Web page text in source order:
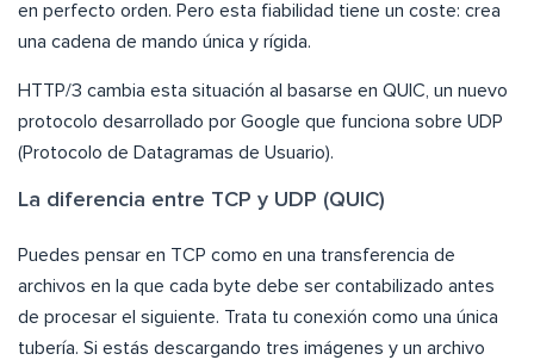
en perfecto orden. Pero esta fiabilidad tiene un coste: crea
una cadena de mando única y rígida.
HTTP/3 cambia esta situación al basarse en QUIC, un nuevo
protocolo desarrollado por Google que funciona sobre UDP
(Protocolo de Datagramas de Usuario).
La diferencia entre TCP y UDP (QUIC)
Puedes pensar en TCP como en una transferencia de
archivos en la que cada byte debe ser contabilizado antes
de procesar el siguiente. Trata tu conexión como una única
tubería. Si estás descargando tres imágenes y un archivo